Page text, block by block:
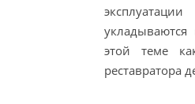
этой теме
реставратора